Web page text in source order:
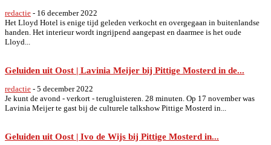
redactie - 16 december 2022
Het Lloyd Hotel is enige tijd geleden verkocht en overgegaan in buitenlandse
handen. Het interieur wordt ingrijpend aangepast en daarmee is het oude
Lloyd...
Geluiden uit Oost | Lavinia Meijer bij Pittige Mosterd in de...
redactie - 5 december 2022
Je kunt de avond - verkort - terugluisteren. 28 minuten. Op 17 november was
Lavinia Meijer te gast bij de culturele talkshow Pittige Mosterd in...
Geluiden uit Oost | Ivo de Wijs bij Pittige Mosterd in...